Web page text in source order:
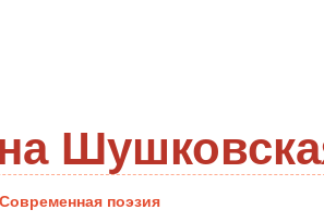
Современная поэзия